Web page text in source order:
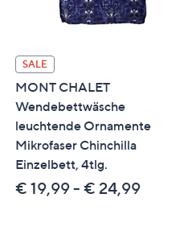
werden.
SALE
MONT CHALET
Wendebettwäsche
leuchtende Ornamente
Mikrofaser Chinchilla
Einzelbett, 4tlg.
€ 19,99 - € 24,99